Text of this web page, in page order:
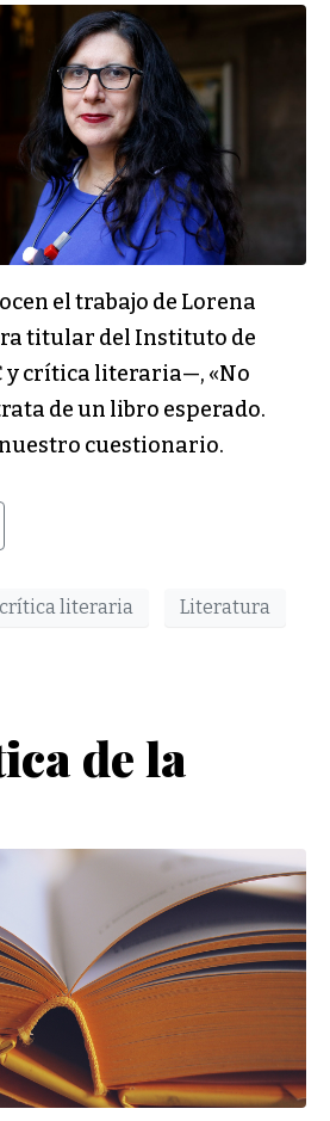
el trabajo de Lorena
titular del Instituto de
y crítica literaria—, «No
de un libro esperado.
cuestionario.
crítica literaria
Literatura
de la